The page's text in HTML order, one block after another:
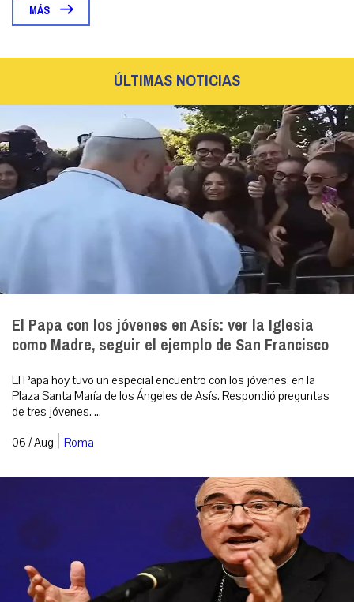
MÁS
ÚLTIMAS NOTICIAS
El Papa con los jóvenes en Asís: ver la Iglesia
como Madre, seguir el ejemplo de San Francisco
El Papa hoy tuvo un especial encuentro con los jóvenes, en la
Plaza Santa María de los Ángeles de Asís. Respondió preguntas
de tres jóvenes. ...
06 / Aug | Roma